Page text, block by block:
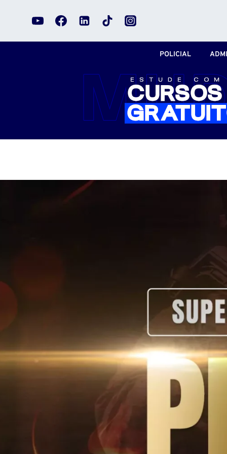
POLICIAL